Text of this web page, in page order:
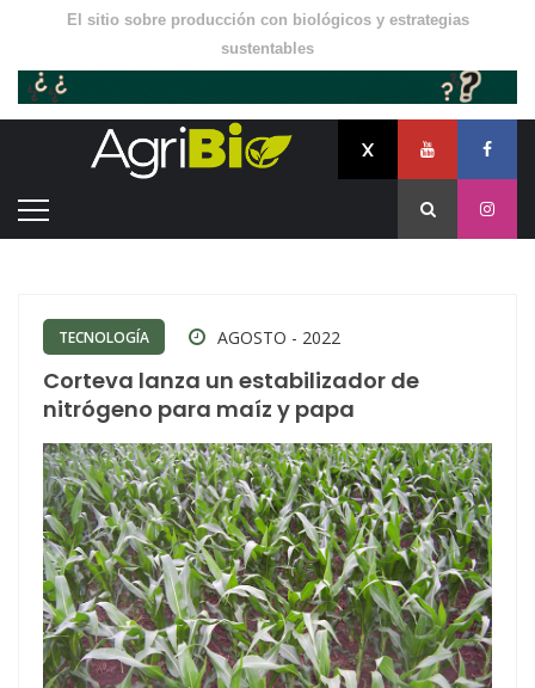
El sitio sobre producción con biológicos y estrategias
sustentables
TECNOLOGÍA AGOSTO - 2022
Corteva lanza un estabilizador de
nitrógeno para maíz y papa